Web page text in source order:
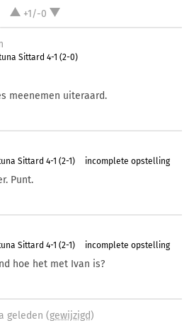
+1/-0
Sittard 4-1 (2-0)
meenemen uiteraard.
Sittard 4-1 (2-1) incomplete opstelling
Punt.
Sittard 4-1 (2-1) incomplete opstelling
hoe het met Ivan is?
geleden (gewijzigd)